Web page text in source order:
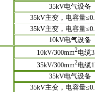
35kV电气设备
35kV主变，电容量
35kV主变，电容量
10kV电气设备
10kV/300mm2电缆
35kV/300mm2电缆
35kV电气设备
35kV主变，电容量